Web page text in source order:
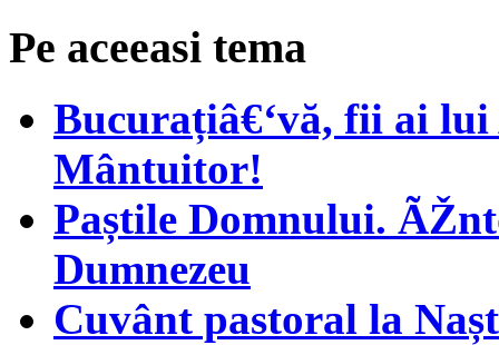
Pe aceeasi tema
Bucurațiâ€‘vă, fii ai lui
Mântuitor!
Paștile Domnului.
Dumnezeu
Cuvânt pastoral la